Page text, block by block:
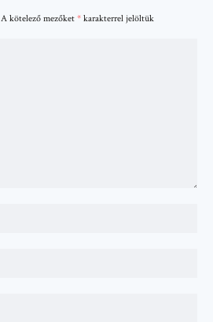
A kötelező mezőket * karakterrel jelöltük